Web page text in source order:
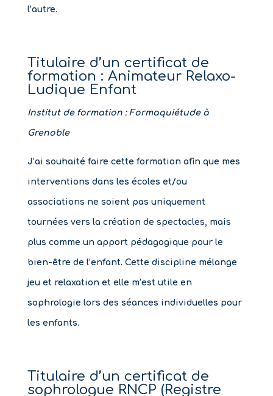
l’autre.
Titulaire d’un certificat de
formation : Animateur Relaxo-
Ludique Enfant
Institut de formation : Formaquiétude à
Grenoble
J’ai souhaité faire cette formation afin que mes
interventions dans les écoles et/ou
associations ne soient pas uniquement
tournées vers la création de spectacles, mais
plus comme un apport pédagogique pour le
bien-être de l’enfant. Cette discipline mélange
jeu et relaxation et elle m’est utile en
sophrologie lors des séances individuelles pour
les enfants.
Titulaire d’un certificat de
sophrologue RNCP (Registre